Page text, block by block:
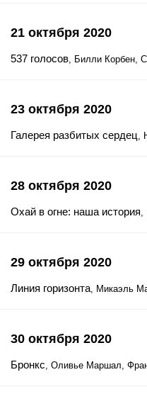
21 октября 2020
537 голосов, Билли Корбен,
23 октября 2020
Галерея разбитых сердец,
28 октября 2020
Охай в огне: наша история,
29 октября 2020
Линия горизонта, Микаэль
30 октября 2020
Бронкс, Оливье Маршал,